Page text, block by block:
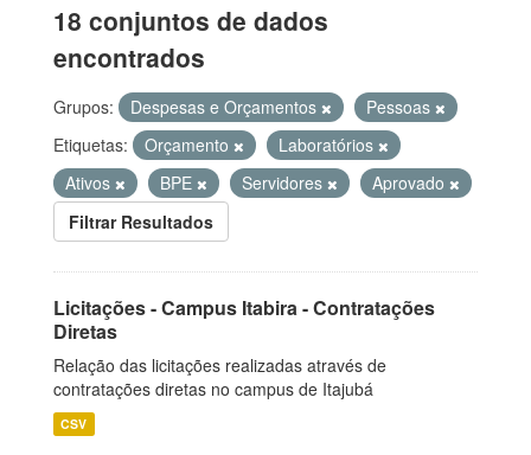
18 conjuntos de dados
encontrados
Grupos: Despesas e Orçamentos
Pessoas
Etiquetas:
Orçamento
Laboratórios
Ativos
BPE Servidores
Aprovado
Filtrar Resultados
Licitações - Campus Itabira - Contratações
Diretas
Relação das licitações realizadas através de
contratações diretas no campus de Itajubá
CSV